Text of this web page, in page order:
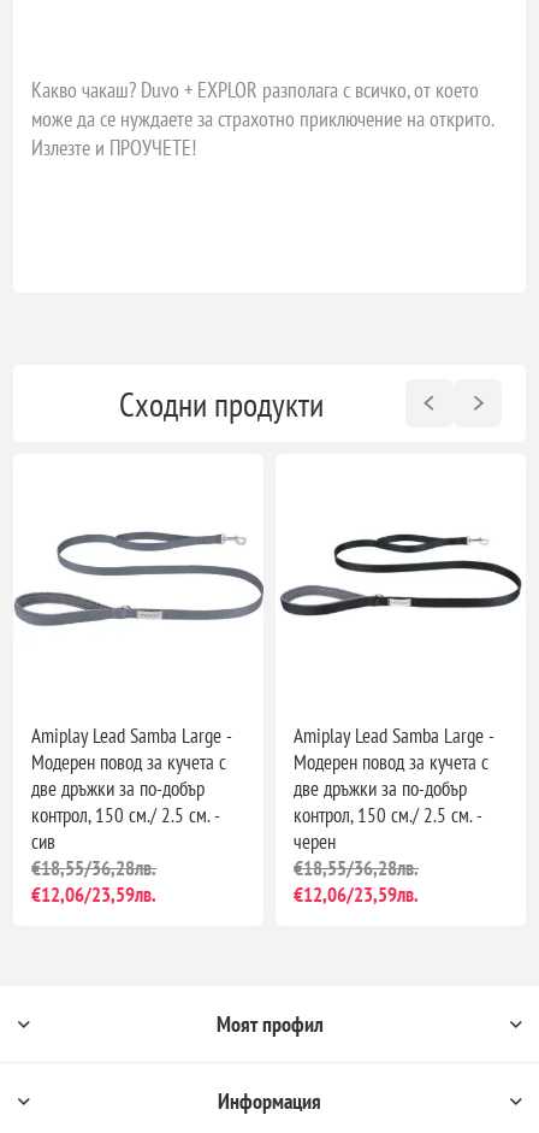
Какво чакаш? Duvo + EXPLOR разполага с всичко, от което
може да се нуждаете за страхотно приключение на открито.
Излезте и ПРОУЧЕТЕ!
Сходни продукти
Amiplay Lead Samba Large -
Модерен повод за кучета с
две дръжки за по-добър
контрол, 150 см./ 2.5 см. -
сив
€18,55/36,28лв.
€12,06/23,59лв.
Amiplay Lead Samba Large -
Модерен повод за кучета с
две дръжки за по-добър
контрол, 150 см./ 2.5 см. -
черен
€18,55/36,28лв.
€12,06/23,59лв.
Моят профил
Информация